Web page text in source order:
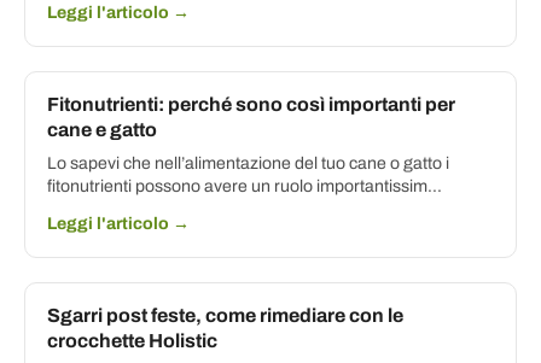
Leggi l'articolo →
Fitonutrienti: perché sono così importanti per
cane e gatto
Lo sapevi che nell’alimentazione del tuo cane o gatto i
fitonutrienti possono avere un ruolo importantissim...
Leggi l'articolo →
Sgarri post feste, come rimediare con le
crocchette Holistic